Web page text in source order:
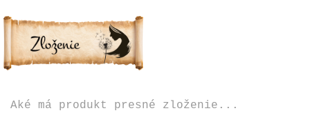
Aké má produkt presné zloženie...